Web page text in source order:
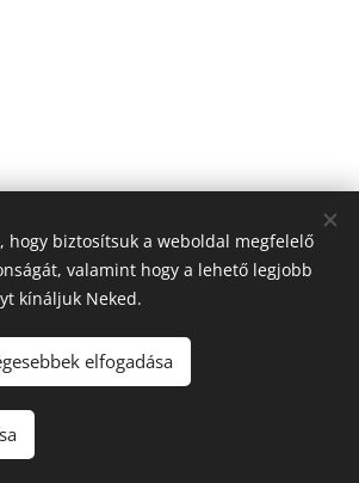
2026 Görögország Neked
hogy biztosítsuk a weboldal megfelelő
valamint hogy a lehető legjobb
kínáljuk Neked.
elfogadása